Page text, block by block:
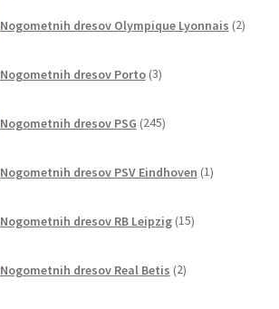
Nogometnih dresov Olympique Lyonnais 2izdelka
Nogometnih dresov Porto 3izdelki
Nogometnih dresov PSG 245izdelkov
Nogometnih dresov PSV Eindhoven 1izdelek
Nogometnih dresov RB Leipzig 15izdelkov
Nogometnih dresov Real Betis 2izdelka